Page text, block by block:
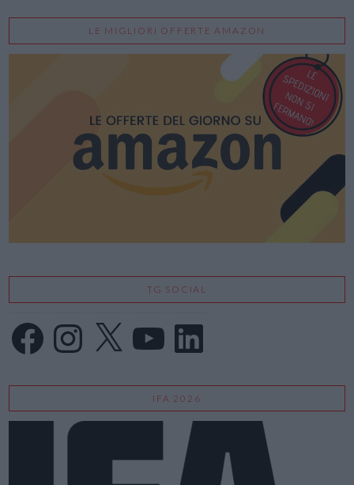
LE MIGLIORI OFFERTE AMAZON
TG SOCIAL
FacebookInstagram
X LinkedIn
IFA 2026